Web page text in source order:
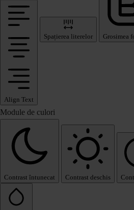
Align Text
Spațierea literelor Grosimea
Module de culori
Contrast întunecat Contrast deschis